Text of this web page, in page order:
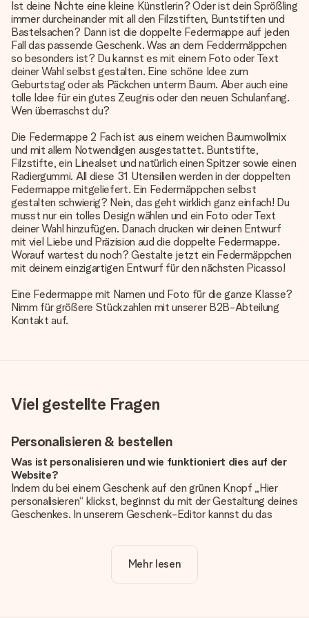
Ist deine Nichte eine kleine Künstlerin? Oder ist dein Sprößling
immer durcheinander mit all den Filzstiften, Buntstiften und
Bastelsachen? Dann ist die doppelte Federmappe auf jeden
Fall das passende Geschenk. Was an dem Feddermäppchen
so besonders ist? Du kannst es mit einem Foto oder Text
deiner Wahl selbst gestalten. Eine schöne Idee zum
Geburtstag oder als Päckchen unterm Baum. Aber auch eine
tolle Idee für ein gutes Zeugnis oder den neuen Schulanfang.
Wen überraschst du?
Die Federmappe 2 Fach ist aus einem weichen Baumwollmix
und mit allem Notwendigen ausgestattet. Buntstifte,
Filzstifte, ein Linealset und natürlich einen Spitzer sowie einen
Radiergummi. All diese 31 Utensilien werden in der doppelten
Federmappe mitgeliefert. Ein Federmäppchen selbst
gestalten schwierig? Nein, das geht wirklich ganz einfach! Du
musst nur ein tolles Design wählen und ein Foto oder Text
deiner Wahl hinzufügen. Danach drucken wir deinen Entwurf
mit viel Liebe und Präzision aud die doppelte Federmappe.
Worauf wartest du noch? Gestalte jetzt ein Federmäppchen
mit deinem einzigartigen Entwurf für den nächsten Picasso!
Eine Federmappe mit Namen und Foto für die ganze Klasse?
Nimm für größere Stückzahlen mit unserer B2B-Abteilung
Kontakt auf.
Viel gestellte Fragen
Personalisieren & bestellen
Was ist personalisieren und wie funktioniert dies auf der
Website?
Indem du bei einem Geschenk auf den grünen Knopf „Hier
personalisieren“ klickst, beginnst du mit der Gestaltung deines
Geschenkes. In unserem Geschenk-Editor kannst du das
noch eines unserer angebotenen Designs, um deinem
Geschenk die perfekte Ausstrahlung zu verleihen.
Mehr lesen